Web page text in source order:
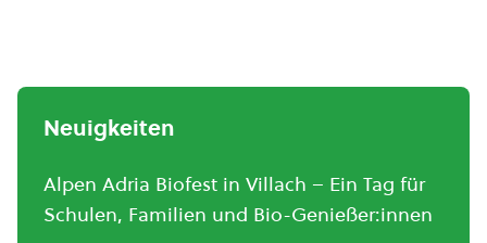
Neuigkeiten
Alpen Adria Biofest in Villach – Ein Tag für
Schulen, Familien und Bio-Genießer:innen